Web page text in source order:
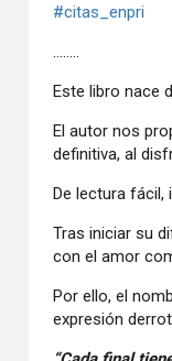
#citas_enpri
Este libro nace
El autor nos
definitiva, al
De lectura fácil,
Tras iniciar su
con el amor
Por ello, el
expresión